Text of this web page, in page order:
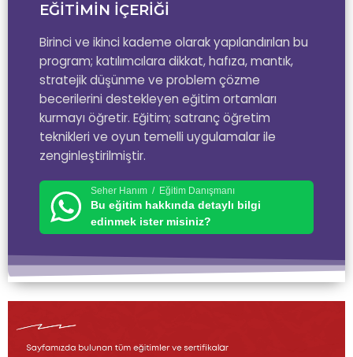
EĞİTİMİN İÇERİĞİ
Birinci ve ikinci kademe olarak yapılandırılan bu
program; katılımcılara dikkat, hafıza, mantık,
stratejik düşünme ve problem çözme
becerilerini destekleyen eğitim ortamları
kurmayı öğretir. Eğitim; satranç öğretim
teknikleri ve oyun temelli uygulamalar ile
zenginleştirilmiştir.
Seher Hanım / Eğitim Danışmanı
Bu eğitim hakkında detaylı bilgi
edinmek ister misiniz?